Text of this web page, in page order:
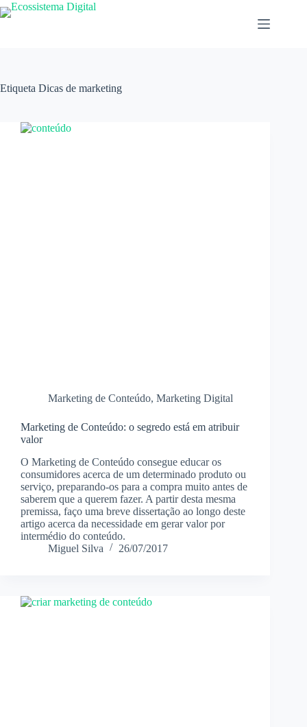
Pular
para
Etiqueta Dicas de marketing
Marketing de Conteúdo, Marketing Digital
Marketing de Conteúdo: o segredo está em atribuir
valor
O Marketing de Conteúdo consegue educar os
consumidores acerca de um determinado produto ou
serviço, preparando-os para a compra muito antes de
saberem que a querem fazer. A partir desta mesma
premissa, faço uma breve dissertação ao longo deste
artigo acerca da necessidade em gerar valor por
intermédio do conteúdo.
Miguel Silva
26/07/2017